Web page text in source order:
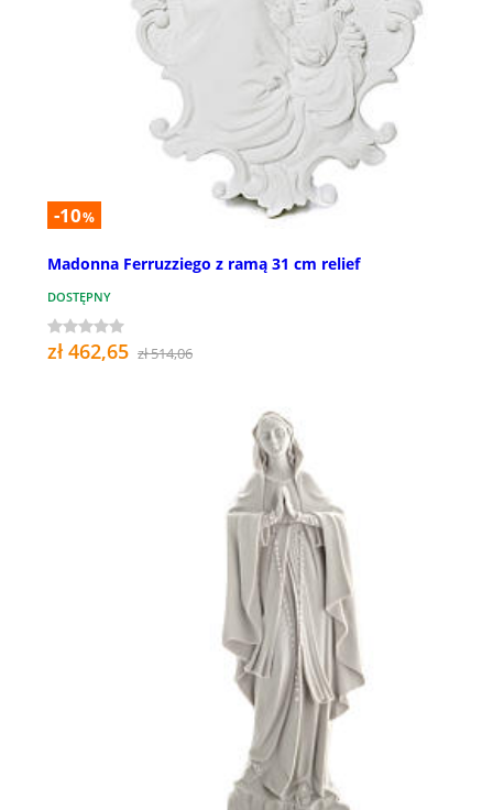
-10%
Madonna Ferruzziego z ramą 31 cm relief
DOSTĘPNY
zł 462,65 zł 514,06